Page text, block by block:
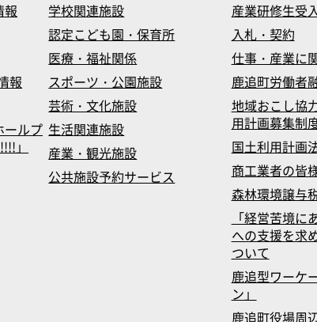
報
報
ールプ
」
学校関連施設
認定こども園・保育所
医療・福祉関係
スポーツ・公園施設
芸術・文化施設
生活関連施設
産業・観光施設
公共施設予約サービス
産業研修生受
入札・契約
仕事・産業に
鹿追町労働者
地域おこし協
用計画募集制
国土利用計画
商工業者の皆
森林環境譲与
「経営苦境に
への支援を求
ついて
鹿追型ワーケ
ン」
鹿追町役場周